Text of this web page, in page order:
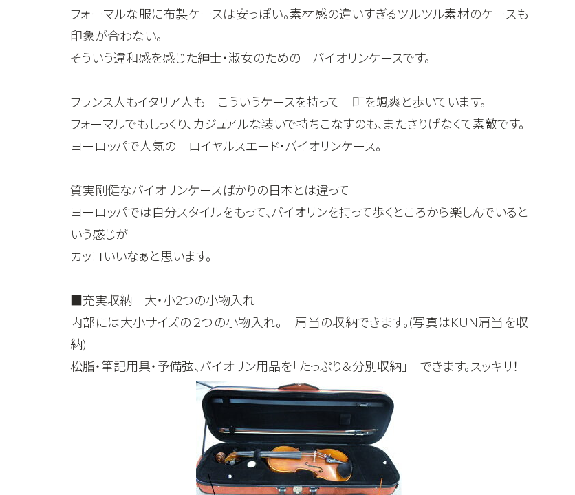
フォーマルな服に布製ケースは安っぽい。素材感の違いすぎるツルツル素材のケースも
印象が合わない。
そういう違和感を感じた紳士・淑女のための バイオリンケースです。
フランス人もイタリア人も こういうケースを持って 町を颯爽と歩いています。
フォーマルでもしっくり、カジュアルな装いで持ちこなすのも、またさりげなくて素敵です。
ヨーロッパで人気の ロイヤルスエード・バイオリンケース。
質実剛健なバイオリンケースばかりの日本とは違って
ヨーロッパでは自分スタイルをもって、バイオリンを持って歩くところから楽しんでいると
いう感じが
カッコいいなぁと思います。
■充実収納 大・小2つの小物入れ
内部には大小サイズの２つの小物入れ。 肩当の収納できます。(写真はKUN肩当を収
納)
松脂・筆記用具・予備弦、バイオリン用品を「たっぷり＆分別収納」 できます。スッキリ！